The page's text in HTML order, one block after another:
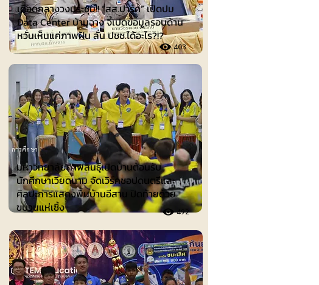
เดือดกลางวงประชุม!! “สส.ปาร์ค” เปิดปม
Data Center บ้านฉาง จี้เปิดข้อมูลรอบด้าน
หวั่นเห็นแค่ภาพฝัน ลั่น ปชช.ได้อะไร?!?
มหาวิทยาลัยกาฬสินธุ์เปิดบ้านต้อนรับ
นักศึกษาเวียดนาม จัดเวิร์คชอปดนตรีและ
ศิลปะการแสดงพื้นบ้านอีสาน ปิดท้ายด้วย
ขบวนแห่เซิ้ง
การศึกษา
403
492